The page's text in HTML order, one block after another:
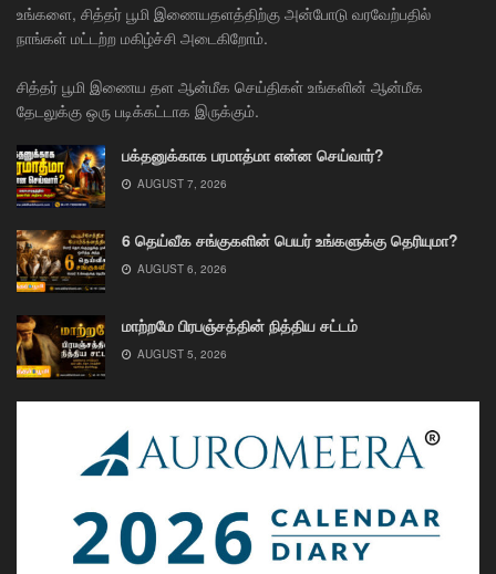
உங்களை, சித்தர் பூமி இணையதளத்திற்கு அன்போடு வரவேற்பதில்
நாங்கள் மட்டற்ற மகிழ்ச்சி அடைகிறோம்.
சித்தர் பூமி இணைய தள ஆன்மீக செய்திகள் உங்களின் ஆன்மீக
தேடலுக்கு ஒரு படிக்கட்டாக இருக்கும்.
பக்தனுக்காக பரமாத்மா என்ன செய்வார்?
AUGUST 7, 2026
6 தெய்வீக சங்குகளின் பெயர் உங்களுக்கு தெரியுமா?
AUGUST 6, 2026
மாற்றமே பிரபஞ்சத்தின் நித்திய சட்டம்
AUGUST 5, 2026